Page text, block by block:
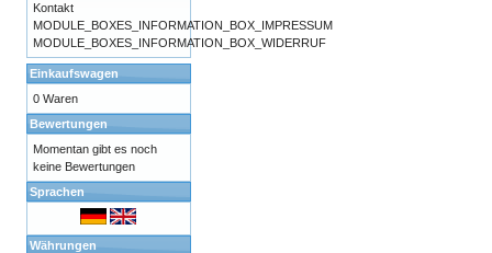
Kontakt
MODULE_BOXES_INFORMATION_BOX_IMPRESSUM
MODULE_BOXES_INFORMATION_BOX_WIDERRUF
Einkaufswagen
0 Waren
Bewertungen
Momentan gibt es noch
keine Bewertungen
Sprachen
Währungen